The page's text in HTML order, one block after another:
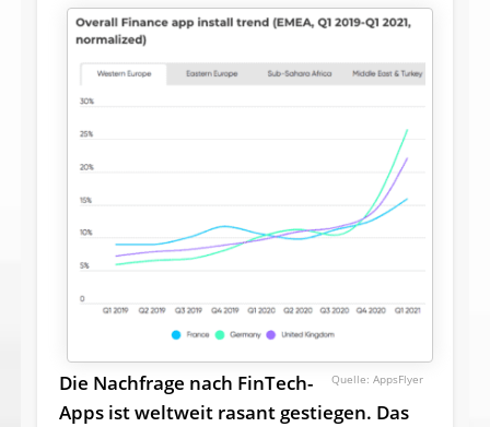
AppsFlyer
Die Nachfrage nach FinTech-
Apps ist weltweit rasant gestiegen. Das